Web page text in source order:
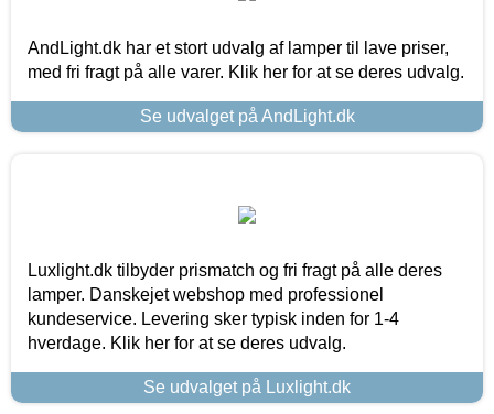
AndLight.dk har et stort udvalg af lamper til lave priser,
med fri fragt på alle varer. Klik her for at se deres udvalg.
Se udvalget på AndLight.dk
Luxlight.dk tilbyder prismatch og fri fragt på alle deres
lamper. Danskejet webshop med professionel
kundeservice. Levering sker typisk inden for 1-4
hverdage. Klik her for at se deres udvalg.
Se udvalget på Luxlight.dk